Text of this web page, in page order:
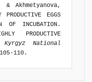
Akhmetyanova,
EGGS
OF INCUBATION.
PRODUCTIVE
National
110.